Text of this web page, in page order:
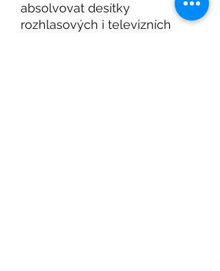
absolvovat desítky
rozhlasových i televizních